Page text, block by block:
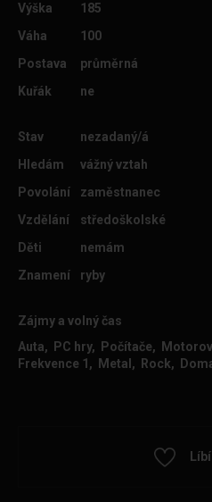
Výška
185
Váha
100
Postava
průměrná
Kuřák
ne
Stav
nezadaný/á
Hledám
vážný vztah
Povolání
zaměstnanec
Vzdělání
středoškolské
Děti
nemám
Znamení
ryby
Zájmy a volný čas
Auta, PC hry, Počítače,
Frekvence 1, Metal, Rock,